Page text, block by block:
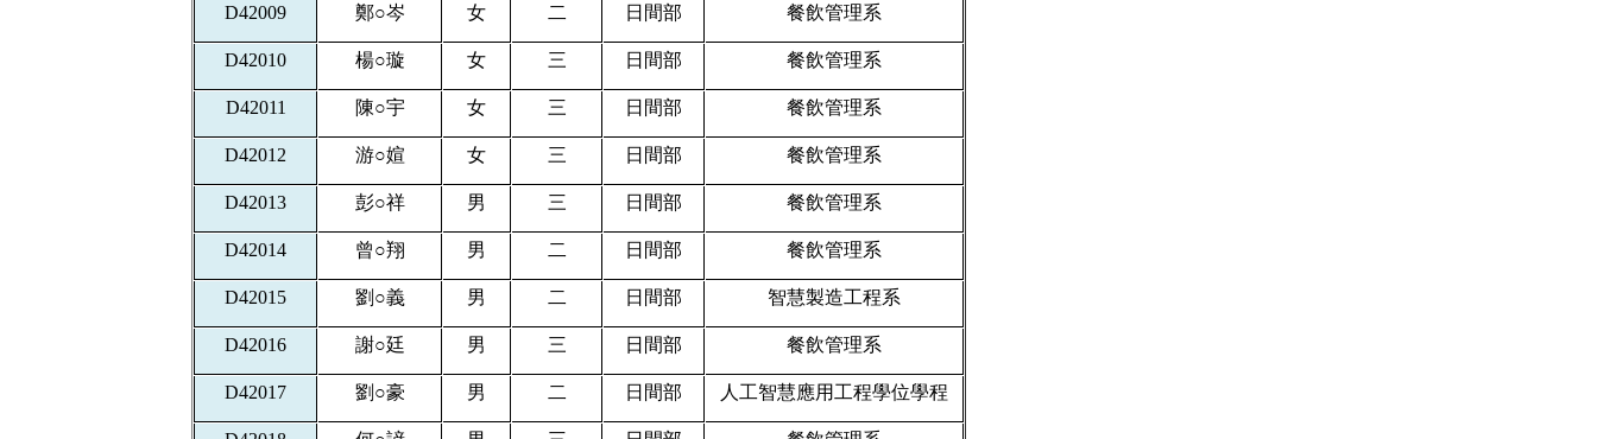
D42009 鄭○岑 女 二 日間部 餐飲管理系
D42010 楊○璇 女 三 日間部 餐飲管理系
D42011 陳○宇 女 三 日間部 餐飲管理系
D42012 游○媗 女 三 日間部 餐飲管理系
D42013 彭○祥 男 三 日間部 餐飲管理系
D42014 曾○翔 男 二 日間部 餐飲管理系
D42015 劉 ○義 男 二 日間部 智慧製造工程系
D42016 謝○廷 男 三 日間部 餐飲管理系
D42017 劉 ○豪 男 二 日間部 人工智慧應用工程學位學程